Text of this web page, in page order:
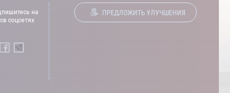
на
соцсетях
ПРЕДЛОЖИТЬ УЛУЧШЕНИЯ